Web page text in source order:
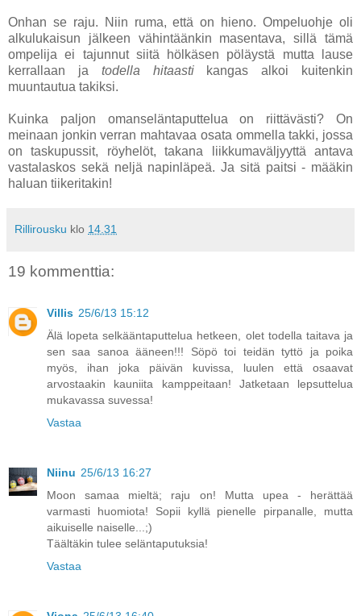
Onhan se raju. Niin ruma, että on hieno. Ompeluohje oli
alkulukaisun jälkeen vähintäänkin masentava, sillä tämä
ompelija ei tajunnut siitä hölkäsen pöläystä mutta lause
kerrallaan ja todella hitaastikangas alkoi kuitenkin
muuntautua takiksi.
Kuinka paljon omanseläntaputtelua on riittävästi? On
meinaan jonkin verran mahtavaa osata ommella takki, jossa
on taskupussit, röyhelöt, takana liikkumaväljyyttä antava
vastalaskos sekä neljä napinläpeä. Ja sitä paitsi - määkin
haluan tiikeritakin!
Rillirousku klo 14.31
19 kommenttia:
Villis 25/6/13 15:12
Älä lopeta selkääntaputtelua hetkeen, olet todella taitava ja
sen saa sanoa ääneen!!! Söpö toi teidän tyttö ja poika
myös, ihan joka päivän kuvissa, luulen että osaavat
arvostaakin kauniita kamppeitaan! Jatketaan lepsuttelua
mukavassa suvessa!
Vastaa
Niinu 25/6/13 16:27
Moon samaa mieltä; raju on! Mutta upea - herättää
varmasti huomiota! Sopii kyllä pienelle pirpanalle, mutta
aikuiselle naiselle...;)
Täältäkin tulee seläntaputuksia!
Vastaa